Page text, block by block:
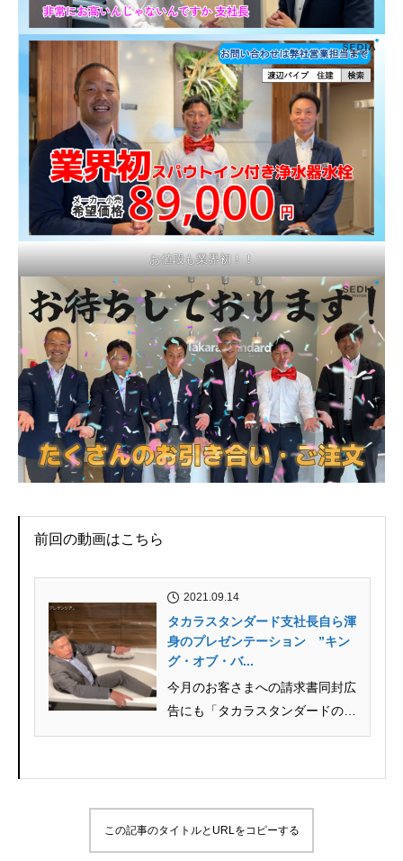
お値段も業界初！！
前回の動画はこちら
2021.09.14
タカラスタンダード支社長自ら渾
身のプレゼンテーション ”キン
グ・オブ・バ...
今月のお客さまへの請求書同封広
告にも「タカラスタンダードのお
風呂リフォームなら、浴室がもっ
この記事のタイトルとURLをコピーする